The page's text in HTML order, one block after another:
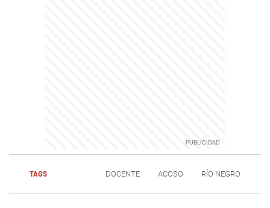
TAGS DOCENTE ACOSO RÍO NEGRO